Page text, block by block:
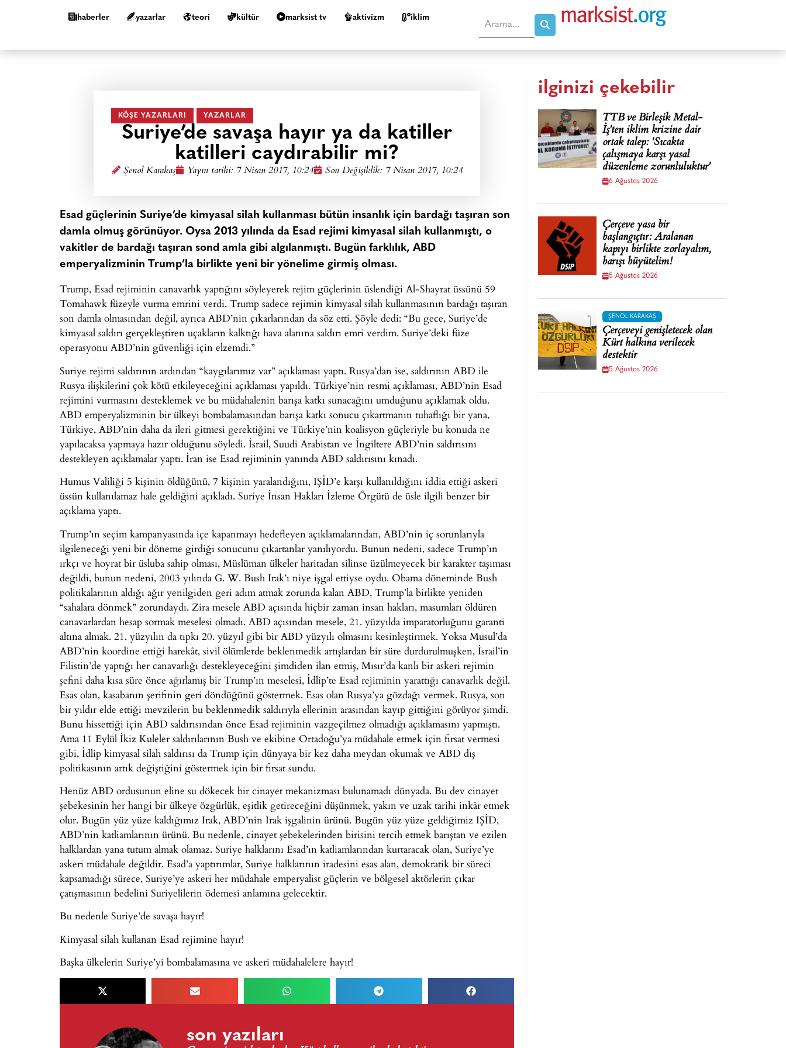
haberler yazarlar teori kültür marksist tv aktivizm i̇klim
KÖŞE YAZARLARI YAZARLAR
Suriye’de savaşa hayır ya da katiller
katilleri caydırabilir mi?
Şenol Karakaş Yayın tarihi: 7 Nisan 2017, 10:24 Son Değişiklik: 7 Nisan 2017, 10:24
Esad güçlerinin Suriye’de kimyasal silah kullanması bütün insanlık için bardağı taşıran son
damla olmuş görünüyor. Oysa 2013 yılında da Esad rejimi kimyasal silah kullanmıştı, o
vakitler de bardağı taşıran sond amla gibi algılanmıştı. Bugün farklılık, ABD
emperyalizminin Trump’la birlikte yeni bir yönelime girmiş olması.
Trump, Esad rejiminin canavarlık yaptığını söyleyerek rejim güçlerinin üslendiği Al-Shayrat üssünü 59
Tomahawk füzeyle vurma emrini verdi. Trump sadece rejimin kimyasal silah kullanmasının bardağı taşıran
son damla olmasından değil, ayrıca ABD’nin çıkarlarından da söz etti. Şöyle dedi: “Bu gece, Suriye’de
kimyasal saldırı gerçekleştiren uçakların kalktığı hava alanına saldırı emri verdim. Suriye’deki füze
operasyonu ABD’nin güvenliği için elzemdi.”
Suriye rejimi saldırının ardından “kaygılarımız var” açıklaması yaptı. Rusya’dan ise, saldırının ABD ile
Rusya ilişkilerini çok kötü etkileyeceğini açıklaması yapıldı. Türkiye’nin resmi açıklaması, ABD’nin Esad
rejimini vurmasını desteklemek ve bu müdahalenin barışa katkı sunacağını umduğunu açıklamak oldu.
ABD emperyalizminin bir ülkeyi bombalamasından barışa katkı sonucu çıkartmanın tuhaflığı bir yana,
Türkiye, ABD’nin daha da ileri gitmesi gerektiğini ve Türkiye’nin koalisyon güçleriyle bu konuda ne
yapılacaksa yapmaya hazır olduğunu söyledi. İsrail, Suudi Arabistan ve İngiltere ABD’nin saldırısını
destekleyen açıklamalar yaptı. İran ise Esad rejiminin yanında ABD saldırısını kınadı.
Humus Valiliği 5 kişinin öldüğünü, 7 kişinin yaralandığını, IŞİD’e karşı kullanıldığını iddia ettiği askeri
üssün kullanılamaz hale geldiğini açıkladı. Suriye İnsan Hakları İzleme Örgütü de üsle ilgili benzer bir
açıklama yaptı.
Trump’ın seçim kampanyasında içe kapanmayı hedefleyen açıklamalarından, ABD’nin iç sorunlarıyla
ilgileneceği yeni bir döneme girdiği sonucunu çıkartanlar yanılıyordu. Bunun nedeni, sadece Trump’ın
ırkçı ve hoyrat bir üsluba sahip olması, Müslüman ülkeler haritadan silinse üzülmeyecek bir karakter taşıması
değildi, bunun nedeni, 2003 yılında G. W. Bush Irak’ı niye işgal ettiyse oydu. Obama döneminde Bush
politikalarının aldığı ağır yenilgiden geri adım atmak zorunda kalan ABD, Trump’la birlikte yeniden
“sahalara dönmek” zorundaydı. Zira mesele ABD açısında hiçbir zaman insan hakları, masumları öldüren
canavarlardan hesap sormak meselesi olmadı. ABD açısından mesele, 21. yüzyılda imparatorluğunu garanti
altına almak. 21. yüzyılın da tıpkı 20. yüzyıl gibi bir ABD yüzyılı olmasını kesinleştirmek. Yoksa Musul’da
ABD’nin koordine ettiği harekât, sivil ölümlerde beklenmedik artışlardan bir süre durdurulmuşken, İsrail’in
Filistin’de yaptığı her canavarlığı destekleyeceğini şimdiden ilan etmiş, Mısır’da kanlı bir askeri rejimin
şefini daha kısa süre önce ağırlamış bir Trump’ın meselesi, İdlip’te Esad rejiminin yarattığı canavarlık değil.
Esas olan, kasabanın şerifinin geri döndüğünü göstermek. Esas olan Rusya’ya gözdağı vermek. Rusya, son
bir yıldır elde ettiği mevzilerin bu beklenmedik saldırıyla ellerinin arasından kayıp gittiğini görüyor şimdi.
Bunu hissettiği için ABD saldırısından önce Esad rejiminin vazgeçilmez olmadığı açıklamasını yapmıştı.
Ama 11 Eylül İkiz Kuleler saldırılarının Bush ve ekibine Ortadoğu’ya müdahale etmek için fırsat vermesi
gibi, İdlip kimyasal silah saldırısı da Trump için dünyaya bir kez daha meydan okumak ve ABD dış
politikasının artık değiştiğini göstermek için bir fırsat sundu.
Henüz ABD ordusunun eline su dökecek bir cinayet mekanizması bulunamadı dünyada. Bu dev cinayet
şebekesinin her hangi bir ülkeye özgürlük, eşitlik getireceğini düşünmek, yakın ve uzak tarihi inkâr etmek
olur. Bugün yüz yüze kaldığımız Irak, ABD’nin Irak işgalinin ürünü. Bugün yüz yüze geldiğimiz IŞİD,
ABD’nin katliamlarının ürünü. Bu nedenle, cinayet şebekelerinden birisini tercih etmek barıştan ve ezilen
halklardan yana tutum almak olamaz. Suriye halklarını Esad’ın katliamlarından kurtaracak olan, Suriye’ye
askeri müdahale değildir. Esad’a yaptırımlar, Suriye halklarının iradesini esas alan, demokratik bir süreci
kapsamadığı sürece, Suriye’ye askeri her müdahale emperyalist güçlerin ve bölgesel aktörlerin çıkar
çatışmasının bedelini Suriyelilerin ödemesi anlamına gelecektir.
Bu nedenle Suriye’de savaşa hayır!
Kimyasal silah kullanan Esad rejimine hayır!
Başka ülkelerin Suriye’yi bombalamasına ve askeri müdahalelere hayır!
son yazıları
ilginizi çekebilir
TTB ve Birleşik Metal-
İş'ten iklim krizine dair
ortak talep: 'Sıcakta
çalışmaya karşı yasal
düzenleme zorunluluktur'
6 Ağustos 2026
Çerçeve yasa bir
başlangıçtır: Aralanan
kapıyı birlikte zorlayalım,
barışı büyütelim!
5 Ağustos 2026
ŞENOL KARAKAŞ
Çerçeveyi genişletecek olan
Kürt halkına verilecek
destektir
5 Ağustos 2026